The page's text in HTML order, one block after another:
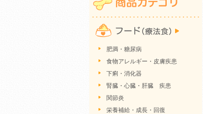
肥満・糖尿病
食物アレルギー・皮膚疾患
下痢・消化器
腎臓・心臓・肝臓 疾患
関節炎
栄養補給・成長・回復